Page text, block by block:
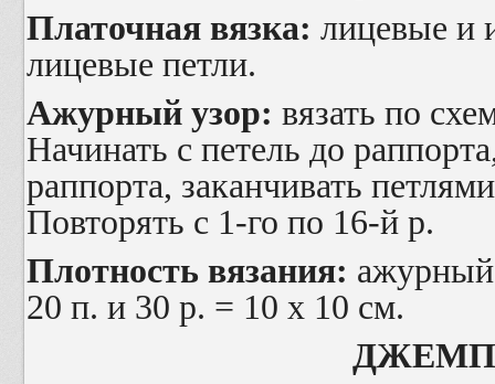
Платочная вязка: лицевые и
лицевые петли.
Ажурный узор: вязать по
Начинать с петель до
раппорта, заканчивать
Повторять с 1-го по 16-й р.
Плотность вязания:
20 п. и 30 р. = 10 х 10 см.